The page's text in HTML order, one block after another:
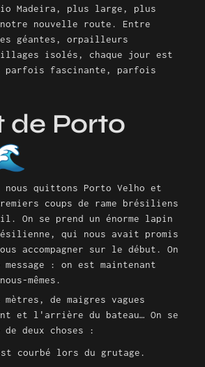
Madeira, plus large, plus
nouvelle route. Entre
géantes, orpailleurs
isolés, chaque jour est
parfois fascinante, parfois
de Porto
nous quittons Porto Velho et
coups de rame brésiliens
On se prend un énorme lapin
qui nous avait promis
accompagner sur le début. On
message : on est maintenant
mêmes.
de maigres vagues
et l'arrière du bateau… On se
deux choses :
courbé lors du grutage.